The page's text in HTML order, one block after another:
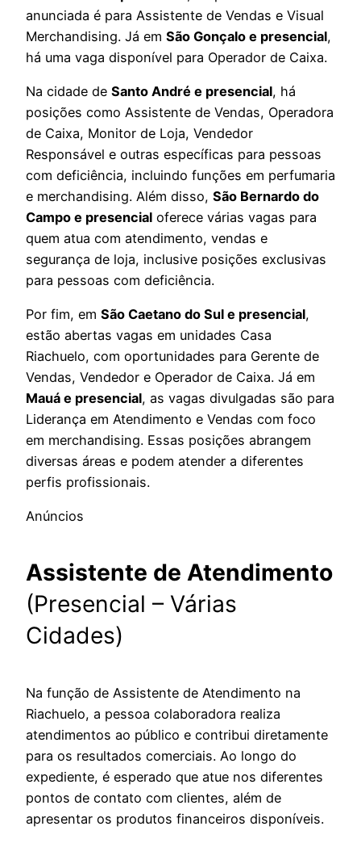
anunciada é para Assistente de Vendas e Visual
Merchandising. Já em São Gonçalo e presencial,
há uma vaga disponível para Operador de Caixa.
Na cidade de Santo André e presencial, há
posições como Assistente de Vendas, Operadora
de Caixa, Monitor de Loja, Vendedor
Responsável e outras específicas para pessoas
com deficiência, incluindo funções em perfumaria
e merchandising. Além disso, São Bernardo do
Campo e presencial oferece várias vagas para
quem atua com atendimento, vendas e
segurança de loja, inclusive posições exclusivas
para pessoas com deficiência.
Por fim, em São Caetano do Sul e presencial,
estão abertas vagas em unidades Casa
Riachuelo, com oportunidades para Gerente de
Vendas, Vendedor e Operador de Caixa. Já em
Mauá e presencial, as vagas divulgadas são para
Liderança em Atendimento e Vendas com foco
em merchandising. Essas posições abrangem
diversas áreas e podem atender a diferentes
perfis profissionais.
Anúncios
Assistente de Atendimento
(Presencial – Várias
Cidades)
Na função de Assistente de Atendimento na
Riachuelo, a pessoa colaboradora realiza
atendimentos ao público e contribui diretamente
para os resultados comerciais. Ao longo do
expediente, é esperado que atue nos diferentes
pontos de contato com clientes, além de
apresentar os produtos financeiros disponíveis.